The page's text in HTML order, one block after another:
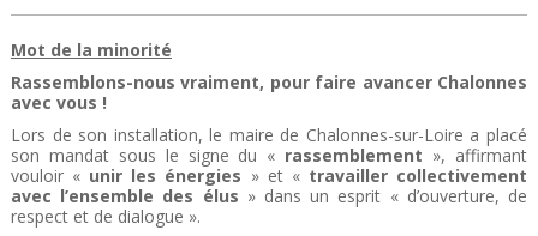
Mot de la minorité
Rassemblons-nous vraiment, pour faire avancer Chalonnes
avec vous !
Lors de son installation, le maire de Chalonnes-sur-Loire a placé
son mandat sous le signe du « rassemblement », affirmant
vouloir « unir les énergies » et « travailler collectivement
avec l’ensemble des élus » dans un esprit « d’ouverture, de
respect et de dialogue ».